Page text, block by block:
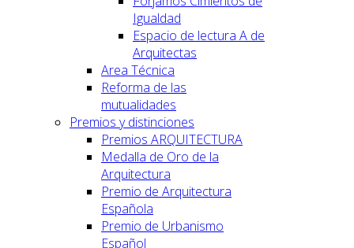
Igualdad
Espacio de lectura A de
Arquitectas
Area Técnica
Reforma de las
mutualidades
Premios y distinciones
Premios ARQUITECTURA
Medalla de Oro de la
Arquitectura
Premio de Arquitectura
Española
Premio de Urbanismo
Español